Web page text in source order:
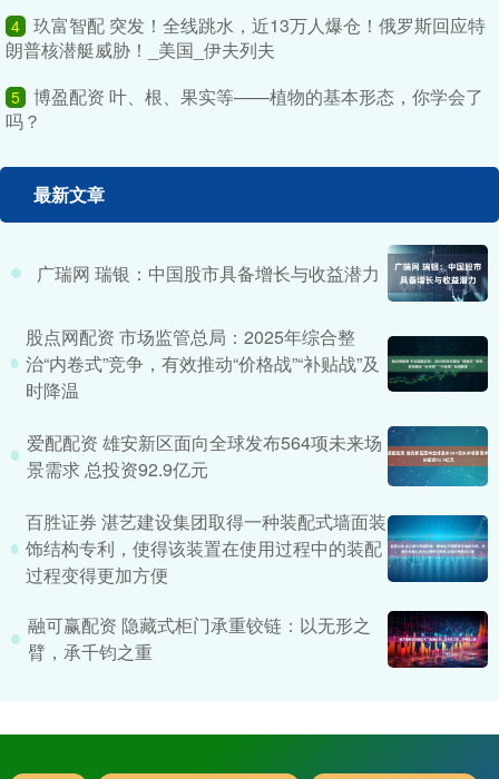
4 玖富智配 突发！全线跳水，近13万人爆仓！俄罗斯回应特
朗普核潜艇威胁！_美国_伊夫列夫
5 博盈配资 叶、根、果实等——植物的基本形态，你学会了
吗？
最新文章
广瑞网 瑞银：中国股市具备增长与收益潜力
股点网配资 市场监管总局：2025年综合整
治“内卷式”竞争，有效推动“价格战”“补贴战”及
时降温
爱配配资 雄安新区面向全球发布564项未来场
景需求 总投资92.9亿元
百胜证券 湛艺建设集团取得一种装配式墙面装
饰结构专利，使得该装置在使用过程中的装配
过程变得更加方便
融可赢配资 隐藏式柜门承重铰链：以无形之
臂，承千钧之重